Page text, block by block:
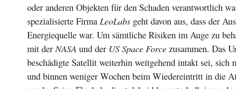
oder anderen Objekten für den Schaden verantwortlich
spezialisierte Firma LeoLabs geht davon aus, dass der
Energiequelle war. Um sämtliche Risiken im Auge zu
mit der NASA und der US Space Force zusammen. Das
beschädigte Satellit weiterhin weitgehend intakt sei, sich
und binnen weniger Wochen beim Wiedereintritt in die